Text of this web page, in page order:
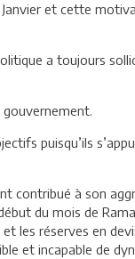
et cette
a toujours
gouvernement.
puisqu’ils
contribué à son
du mois de
les réserves en
et incapable de